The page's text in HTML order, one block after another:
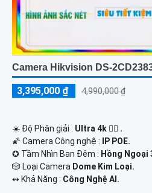
Camera Hikvision DS-
3,395,000 ₫ 4,990,000 ₫
☀️ Độ Phân giải : Ultra 4k 👍🏾 .
🌠 Camera Công nghệ : IP POE.
✪ Tầm Nhìn Ban Đêm : Hồng Ngoại
🎲 Loại Camera Dome Kim Loại.
️↭ Khả Năng : Công Nghệ AI.